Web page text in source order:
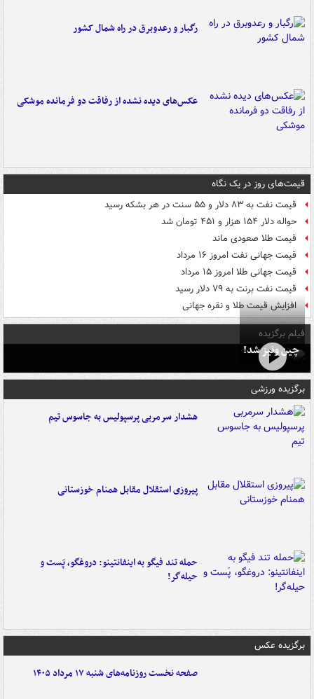
رگبار و رعدوبرق در راه شمال کشور
عکس‌های دیده نشده از رفاقت دو فرمانده‌ موشکی
قیمت‌های روز در یک نگاه
قیمت نفت به ۸۳ دلار و ۵۵ سنت در هر بشکه رسید
حواله دلار ۱۵۴ هزار و ۴۵۱ تومان شد
قیمت طلا صعودی ماند
قیمت جهانی نفت امروز ۱۶ مرداد
قیمت جهانی طلا امروز ۱۵ مرداد
قیمت نفت برنت به ۷۹ دلار رسید
افزایش قیمت طلا و نقره جهانی
فیلم برگزیده
چین ونیز شد!
برگزیده ورزشی
هشدار سرمربی پرسپولیس به جاسوس تیم
پیروزی استقلال مقابل همنام خوزستانی
حمله تند فیگو به اینفانتینو: دروغگو، پَست‌ و
حیله‌گر!
برگزیده عکس
صفحه نخست روزنامه‌های شنبه ۱۷ مرداد ۱۴۰۵